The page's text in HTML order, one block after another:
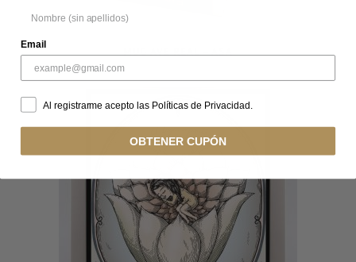
MUG AVE REAL – ASA
Email
Al registrarme acepto las Políticas de Privacidad.
OBTENER CUPÓN